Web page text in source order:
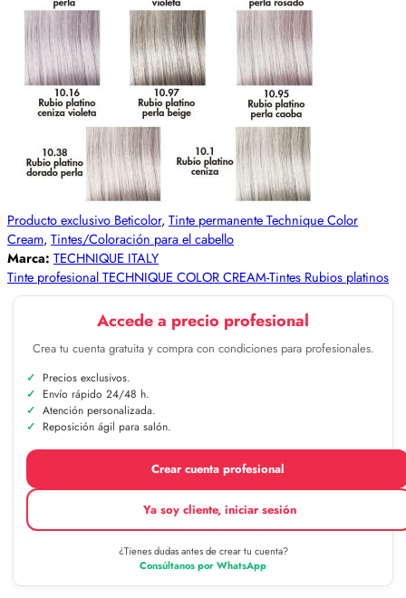
Producto exclusivo Beticolor, Tinte permanente Technique Color
Cream, Tintes/Coloración para el cabello
Marca: TECHNIQUE ITALY
Tinte profesional TECHNIQUE COLOR CREAM-Tintes Rubios platinos
Accede a precio profesional
Crea tu cuenta gratuita y compra con condiciones para profesionales.
Precios exclusivos.
Envío rápido 24/48 h.
Atención personalizada.
Reposición ágil para salón.
Crear cuenta profesional
Ya soy cliente, iniciar sesión
¿Tienes dudas antes de crear tu cuenta?
Consúltanos por WhatsApp